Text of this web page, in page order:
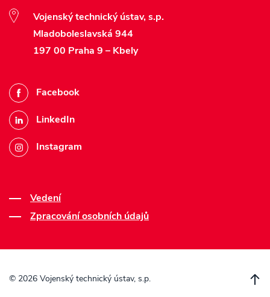
Vojenský technický ústav, s.p.
Mladoboleslavská 944
197 00 Praha 9 – Kbely
Facebook
LinkedIn
Instagram
Vedení
Zpracování osobních údajů
© 2026 Vojenský technický ústav, s.p.